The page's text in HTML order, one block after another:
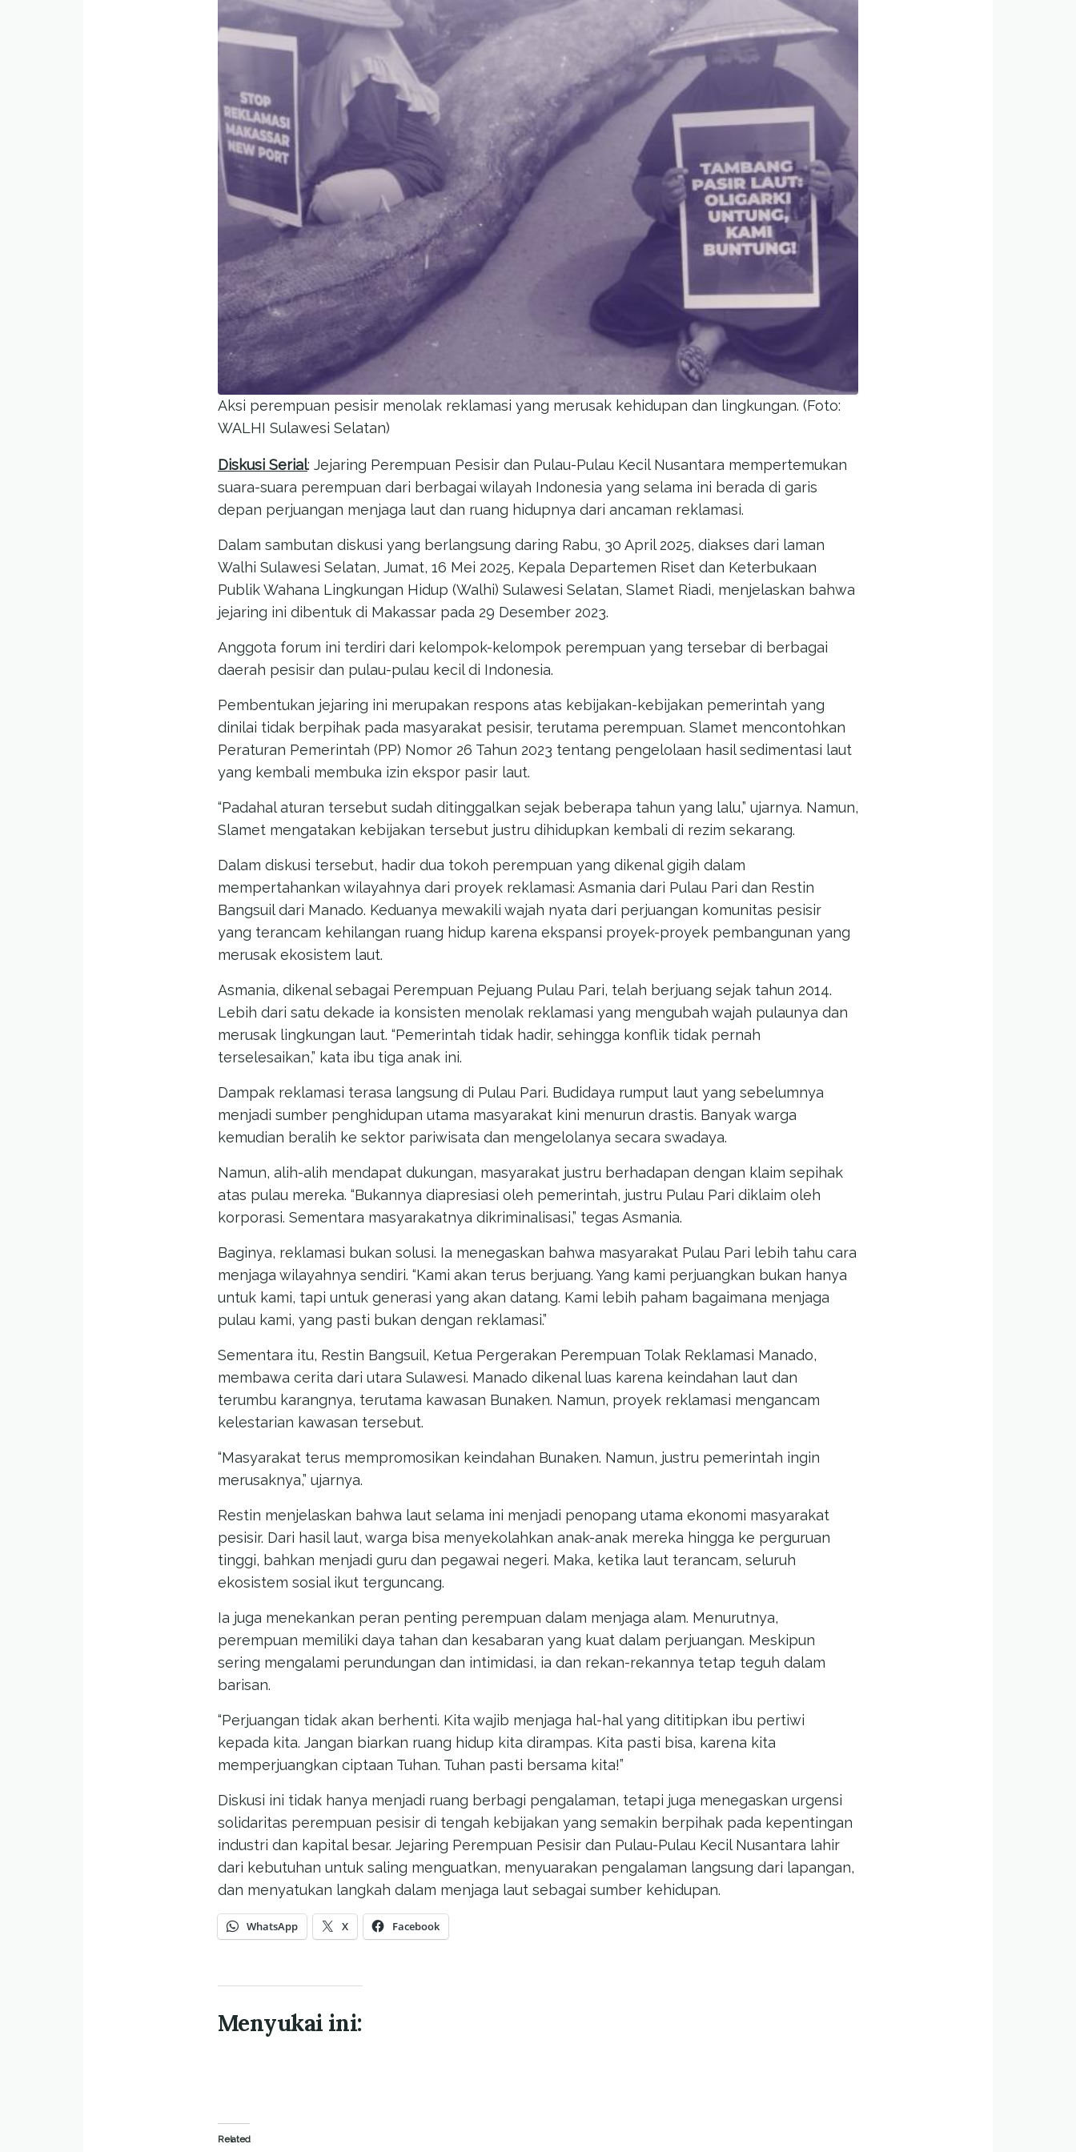
Aksi perempuan pesisir menolak reklamasi yang merusak kehidupan dan lingkungan. (Foto:
WALHI Sulawesi Selatan)
Diskusi Serial: Jejaring Perempuan Pesisir dan Pulau-Pulau Kecil Nusantara mempertemukan
suara-suara perempuan dari berbagai wilayah Indonesia yang selama ini berada di garis
depan perjuangan menjaga laut dan ruang hidupnya dari ancaman reklamasi.
Dalam sambutan diskusi yang berlangsung daring Rabu, 30 April 2025, diakses dari laman
Walhi Sulawesi Selatan, Jumat, 16 Mei 2025, Kepala Departemen Riset dan Keterbukaan
Publik Wahana Lingkungan Hidup (Walhi) Sulawesi Selatan, Slamet Riadi, menjelaskan bahwa
jejaring ini dibentuk di Makassar pada 29 Desember 2023.
Anggota forum ini terdiri dari kelompok-kelompok perempuan yang tersebar di berbagai
daerah pesisir dan pulau-pulau kecil di Indonesia.
Pembentukan jejaring ini merupakan respons atas kebijakan-kebijakan pemerintah yang
dinilai tidak berpihak pada masyarakat pesisir, terutama perempuan. Slamet mencontohkan
Peraturan Pemerintah (PP) Nomor 26 Tahun 2023 tentang pengelolaan hasil sedimentasi laut
yang kembali membuka izin ekspor pasir laut.
“Padahal aturan tersebut sudah ditinggalkan sejak beberapa tahun yang lalu,” ujarnya. Namun,
Slamet mengatakan kebijakan tersebut justru dihidupkan kembali di rezim sekarang.
Dalam diskusi tersebut, hadir dua tokoh perempuan yang dikenal gigih dalam
mempertahankan wilayahnya dari proyek reklamasi: Asmania dari Pulau Pari dan Restin
Bangsuil dari Manado. Keduanya mewakili wajah nyata dari perjuangan komunitas pesisir
yang terancam kehilangan ruang hidup karena ekspansi proyek-proyek pembangunan yang
merusak ekosistem laut.
Asmania, dikenal sebagai Perempuan Pejuang Pulau Pari, telah berjuang sejak tahun 2014.
Lebih dari satu dekade ia konsisten menolak reklamasi yang mengubah wajah pulaunya dan
merusak lingkungan laut. “Pemerintah tidak hadir, sehingga konflik tidak pernah
terselesaikan,” kata ibu tiga anak ini.
Dampak reklamasi terasa langsung di Pulau Pari. Budidaya rumput laut yang sebelumnya
menjadi sumber penghidupan utama masyarakat kini menurun drastis. Banyak warga
kemudian beralih ke sektor pariwisata dan mengelolanya secara swadaya.
Namun, alih-alih mendapat dukungan, masyarakat justru berhadapan dengan klaim sepihak
atas pulau mereka. “Bukannya diapresiasi oleh pemerintah, justru Pulau Pari diklaim oleh
korporasi. Sementara masyarakatnya dikriminalisasi,” tegas Asmania.
Baginya, reklamasi bukan solusi. Ia menegaskan bahwa masyarakat Pulau Pari lebih tahu cara
menjaga wilayahnya sendiri. “Kami akan terus berjuang. Yang kami perjuangkan bukan hanya
untuk kami, tapi untuk generasi yang akan datang. Kami lebih paham bagaimana menjaga
pulau kami, yang pasti bukan dengan reklamasi.”
Sementara itu, Restin Bangsuil, Ketua Pergerakan Perempuan Tolak Reklamasi Manado,
membawa cerita dari utara Sulawesi. Manado dikenal luas karena keindahan laut dan
terumbu karangnya, terutama kawasan Bunaken. Namun, proyek reklamasi mengancam
kelestarian kawasan tersebut.
“Masyarakat terus mempromosikan keindahan Bunaken. Namun, justru pemerintah ingin
merusaknya,” ujarnya.
Restin menjelaskan bahwa laut selama ini menjadi penopang utama ekonomi masyarakat
pesisir. Dari hasil laut, warga bisa menyekolahkan anak-anak mereka hingga ke perguruan
tinggi, bahkan menjadi guru dan pegawai negeri. Maka, ketika laut terancam, seluruh
ekosistem sosial ikut terguncang.
Ia juga menekankan peran penting perempuan dalam menjaga alam. Menurutnya,
perempuan memiliki daya tahan dan kesabaran yang kuat dalam perjuangan. Meskipun
sering mengalami perundungan dan intimidasi, ia dan rekan-rekannya tetap teguh dalam
barisan.
“Perjuangan tidak akan berhenti. Kita wajib menjaga hal-hal yang dititipkan ibu pertiwi
kepada kita. Jangan biarkan ruang hidup kita dirampas. Kita pasti bisa, karena kita
memperjuangkan ciptaan Tuhan. Tuhan pasti bersama kita!”
Diskusi ini tidak hanya menjadi ruang berbagi pengalaman, tetapi juga menegaskan urgensi
solidaritas perempuan pesisir di tengah kebijakan yang semakin berpihak pada kepentingan
industri dan kapital besar. Jejaring Perempuan Pesisir dan Pulau-Pulau Kecil Nusantara lahir
dari kebutuhan untuk saling menguatkan, menyuarakan pengalaman langsung dari lapangan,
dan menyatukan langkah dalam menjaga laut sebagai sumber kehidupan.
WhatsApp X Facebook
Menyukai ini:
Related